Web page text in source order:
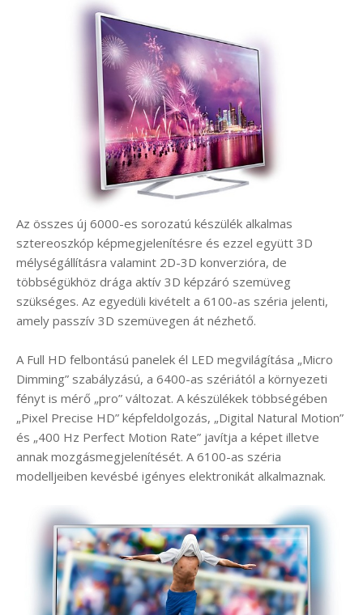
Az összes új 6000-es sorozatú készülék alkalmas
sztereoszkóp képmegjelenítésre és ezzel együtt 3D
mélységállításra valamint 2D-3D konverzióra, de
többségükhöz drága aktív 3D képzáró szemüveg
szükséges. Az egyedüli kivételt a 6100-as széria jelenti,
amely passzív 3D szemüvegen át nézhető.
A Full HD felbontású panelek él LED megvilágítása „Micro
Dimming” szabályzású, a 6400-as szériától a környezeti
fényt is mérő „pro” változat. A készülékek többségében
„Pixel Precise HD” képfeldolgozás, „Digital Natural Motion”
és „400 Hz Perfect Motion Rate” javítja a képet illetve
annak mozgásmegjelenítését. A 6100-as széria
modelljeiben kevésbé igényes elektronikát alkalmaznak.